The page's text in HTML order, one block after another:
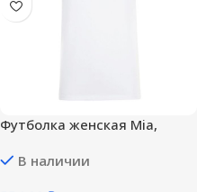
Футболка женская Mia,
В наличии